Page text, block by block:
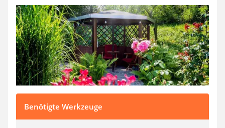
Benötigte Werkzeuge